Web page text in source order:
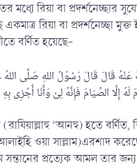
মধ্যে রিয়া বা প্রদর্শনেচ্ছার
একমাত্র রিয়া বা প্রদর্শনেচ্ছা
বর্ণিত হয়েছে-
قَالَ قَالَ رَسُوْلُ اللهِ صَلَّى اللهُ
‘আনহু) হতে বর্ণিত,
ওয়া সাল্লাম)এরশাদ
প্রত্যেক আমল তার জন্য